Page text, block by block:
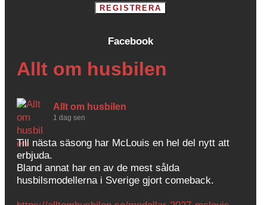
Facebook
Allt om husbilen
Allt om husbilen
1 dag sen
Till nästa säsong har McLouis en hel del nytt att
erbjuda.
Bland annat har en av de mest sålda
husbilsmodellerna i Sverige gjort comeback.